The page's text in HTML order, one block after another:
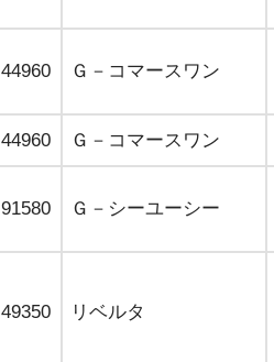
44960 Ｇ－コマースワン
44960 Ｇ－コマースワン
91580 Ｇ－シーユーシー
49350 リベルタ